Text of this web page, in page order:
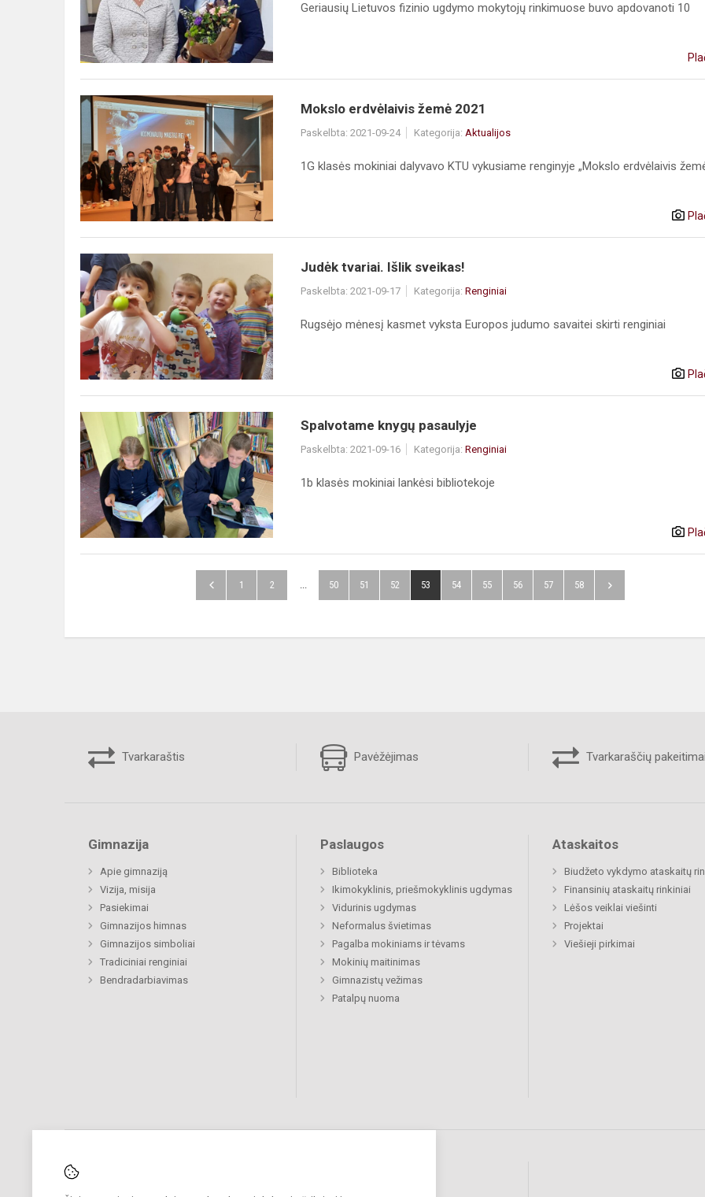
Geriausių Lietuvos fizinio ugdymo mokytojų rinkimuose buvo apdovanoti 10
Mokslo
erdvėlaivis
žemė
2021
Mokslo erdvėlaivis žemė 2021
Paskelbta: 2021-09-24 Kategorija: Aktualijos
1G klasės mokiniai dalyvavo KTU vykusiame renginyje „Mokslo erdvėlaivis
Judėk
tvariai.
Išlik
sveikas!
Judėk tvariai. Išlik sveikas!
Paskelbta: 2021-09-17 Kategorija: Renginiai
Rugsėjo mėnesį kasmet vyksta Europos judumo savaitei skirti renginiai
Spalvotame
knygų
pasaulyje
Spalvotame knygų pasaulyje
Paskelbta: 2021-09-16 Kategorija: Renginiai
1b klasės mokiniai lankėsi bibliotekoje
1 2 ... 50 51 52 53 54 55 56 57 58
Tvarkaraštis Pavėžėjimas Tvarkaraščių pakeitimai
Gimnazija
Apie gimnaziją
Vizija, misija
Pasiekimai
Gimnazijos himnas
Gimnazijos simboliai
Tradiciniai renginiai
Bendradarbiavimas
Paslaugos
Biblioteka
Ikimokyklinis, priešmokyklinis ugdymas
Vidurinis ugdymas
Neformalus švietimas
Pagalba mokiniams ir tėvams
Mokinių maitinimas
Gimnazistų vežimas
Patalpų nuoma
Ataskaitos
Biudžeto vykdymo ataskaitų
Finansinių ataskaitų rinkiniai
Lėšos veiklai viešinti
Projektai
Viešieji pirkimai